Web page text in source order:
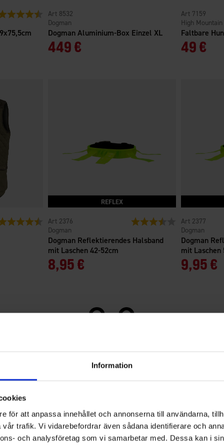
Information
för att anpassa innehållet och annonserna till användarna,
trafik. Vi vidarebefordrar även sådana identifierare och
och analysföretag som vi samarbetar med. Dessa kan i
4.7 von 5 Sternen
Dogman Aluminium-Box Einzel XL
Dogman
8532
449 €
Faltbare
High Mountain
7159
49 €
4.8 von 5 Sternen
Dogman Reflektierendes Halsband
mit Laschen 42-52cm
Dogman
2376
8,95 €
Bewertung: 3.3 von 5 Sternen
Dogman
mit Laschen
Dogman
2377
9,95 €
3.8
Basierend auf 5 Bewertungen und
Filter
Hund ist jetzt sicher im Auto.